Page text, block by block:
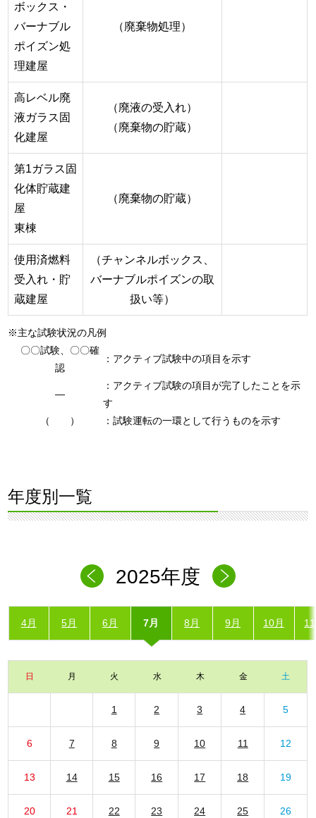
ボックス・
バーナブル
ポイズン処
理建屋
（廃棄物処理）
高レベル廃
液ガラス固
化建屋
（廃液の受入れ）
（廃棄物の貯蔵）
第1ガラス固
化体貯蔵建
屋
東棟
（廃棄物の貯蔵）
使用済燃料
受入れ・貯
蔵建屋
（チャンネルボックス、
バーナブルポイズンの取
扱い等）
※主な試験状況の凡例
〇〇試験、〇〇確
認
：アクティブ試験中の項目を示す
―
：アクティブ試験の項目が完了したことを示
す
（ ）
：試験運転の一環として行うものを示す
年度別一覧
2025年度
4月 5月 6月 7月 8月 9月 10月
日 月 火 水 木 金 土
1 2 3 4 5
6 7 8 9 10 11 12
13 14 15 16 17 18 19
20 21 22 23 24 25 26